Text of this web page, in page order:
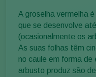
A groselha vermelha
que se desenvolve
(ocasionalmente os
As suas folhas têm
no caule em forma de
arbusto produz são